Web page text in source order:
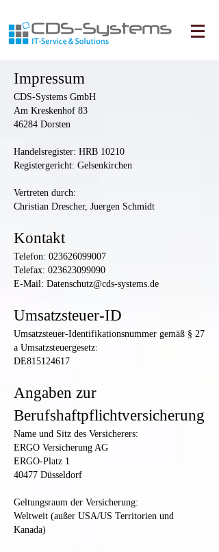
Impressum
CDS-Systems GmbH
Am Kreskenhof 83
46284 Dorsten
Handelsregister: HRB 10210
Registergericht: Gelsenkirchen
Vertreten durch:
Christian Drescher, Juergen Schmidt
Kontakt
Telefon: 023626099007
Telefax: 023623099090
E-Mail: Datenschutz@cds-systems.de
Umsatzsteuer-ID
Umsatzsteuer-Identifikationsnummer gemäß § 27
a Umsatzsteuergesetz:
DE815124617
Angaben zur
Berufshaftpflichtversicherung
Name und Sitz des Versicherers:
ERGO Versicherung AG
ERGO-Platz 1
40477 Düsseldorf
Geltungsraum der Versicherung:
Weltweit (außer USA/US Territorien und
Kanada)